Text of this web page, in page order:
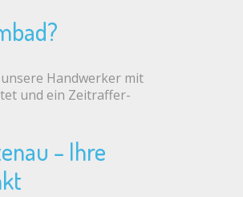
Handwerker mit
und ein Zeitraffer-
– Ihre